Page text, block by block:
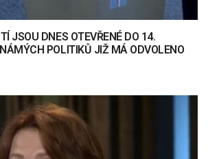
JSOU DNES OTEVŘENÉ DO 14.
POLITIKŮ JIŽ MÁ ODVOLENO